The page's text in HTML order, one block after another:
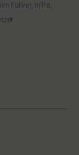
Führer, InTra,